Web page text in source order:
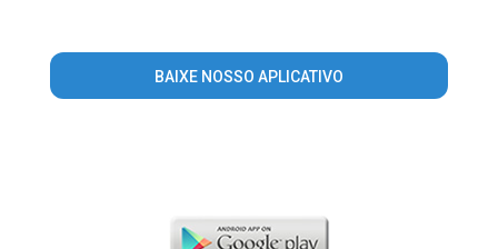
BAIXE NOSSO APLICATIVO